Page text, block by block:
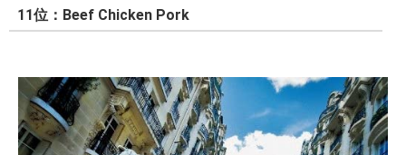
11位：Beef Chicken Pork